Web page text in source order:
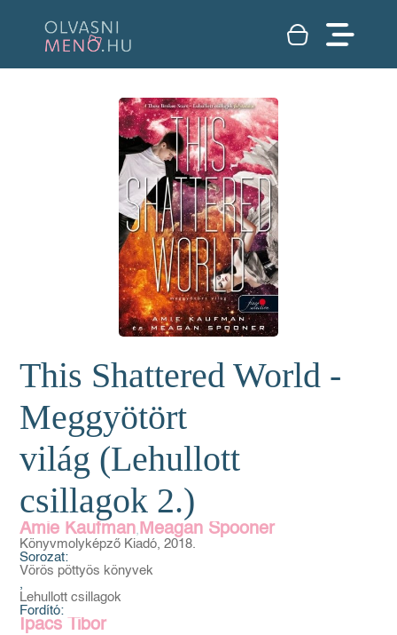
This Shattered World -
Meggyötört
világ (Lehullott
csillagok 2.)
Amie Kaufman Meagan Spooner
Könyvmolyképző Kiadó, 2018.
Sorozat:
Vörös pöttyös könyvek
,
Lehullott csillagok
Fordító:
Ipacs Tibor